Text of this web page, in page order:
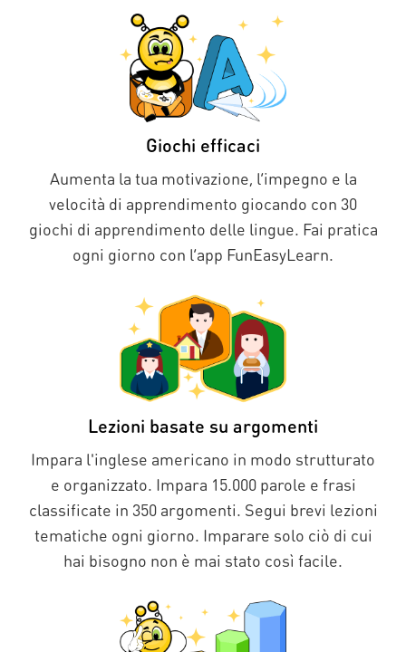
Giochi efficaci
Aumenta la tua motivazione, l’impegno e la
velocità di apprendimento giocando con 30
giochi di apprendimento delle lingue. Fai pratica
ogni giorno con l’app FunEasyLearn.
Lezioni basate su argomenti
Impara l'inglese americano in modo strutturato
e organizzato. Impara 15.000 parole e frasi
classificate in 350 argomenti. Segui brevi lezioni
tematiche ogni giorno. Imparare solo ciò di cui
hai bisogno non è mai stato così facile.